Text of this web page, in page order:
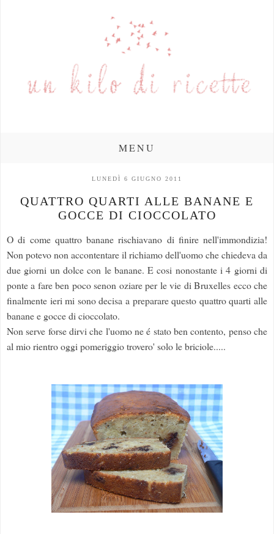
MENU
LUNEDÌ 6 GIUGNO 2011
QUATTRO QUARTI ALLE BANANE E
GOCCE DI CIOCCOLATO
O di come quattro banane rischiavano di finire nell'immondizia!
Non potevo non accontentare il richiamo dell'uomo che chiedeva da
due giorni un dolce con le banane. E cosi nonostante i 4 giorni di
ponte a fare ben poco senon oziare per le vie di Bruxelles ecco che
finalmente ieri mi sono decisa a preparare questo quattro quarti alle
banane e gocce di cioccolato.
Non serve forse dirvi che l'uomo ne é stato ben contento, penso che
al mio rientro oggi pomeriggio trovero' solo le briciole.....